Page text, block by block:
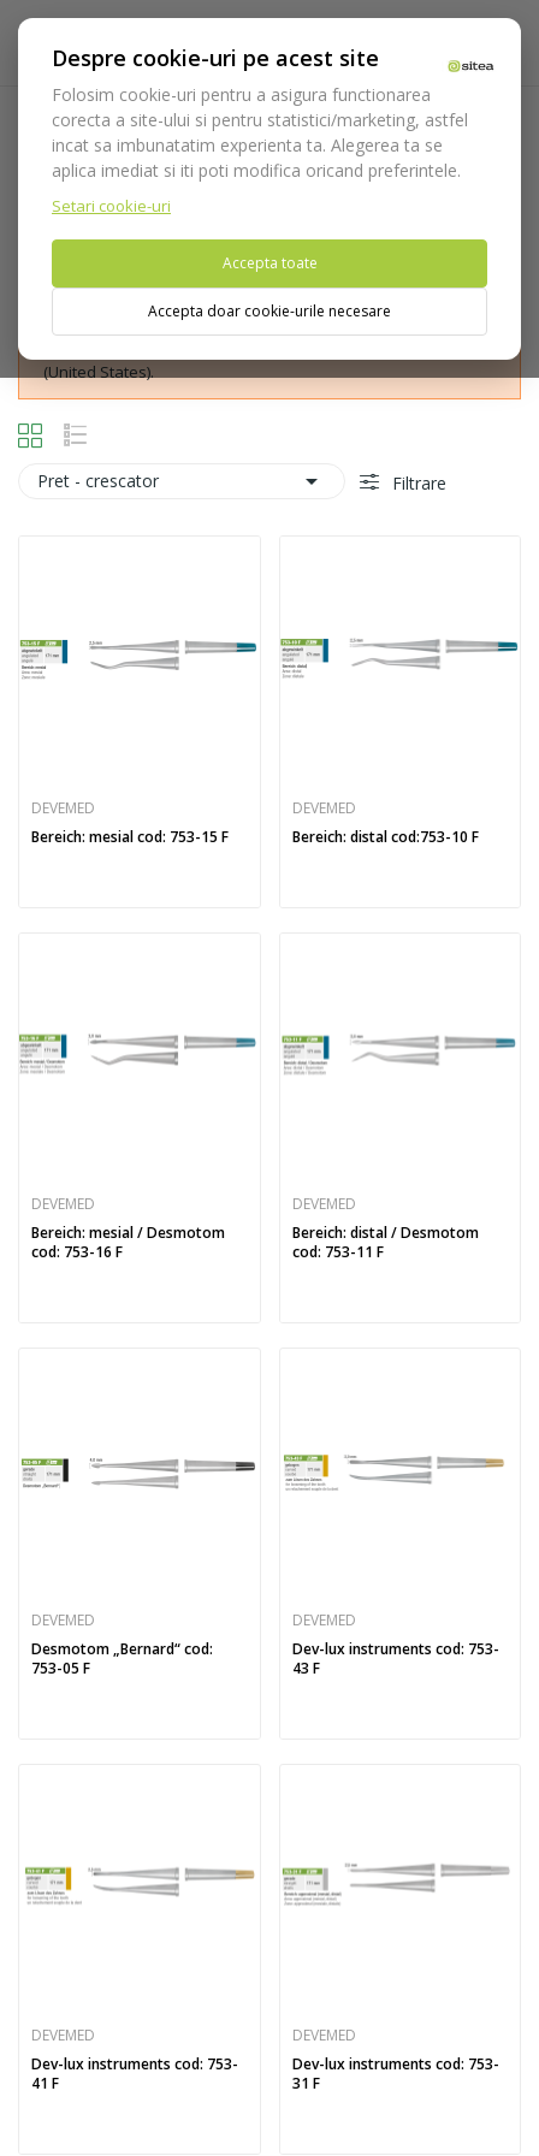
Despre cookie-uri pe acest site
Folosim cookie-uri pentru a asigura functionarea
corecta a site-ului si pentru statistici/marketing, astfel
incat sa imbunatatim experienta ta. Alegerea ta se
aplica imediat si iti poti modifica oricand preferintele.
Setari cookie-uri
Accepta toate
Accepta doar cookie-urile necesare
Instrumente dev-lux
Acasa Instrumentar
Chirurgie si implantologie
(United States).
Pret - crescator  Filtrare
DEVEMED
Bereich: mesial cod: 753-15 F
DEVEMED
Bereich: distal cod:753-10 F
DEVEMED
Bereich: mesial / Desmotom
cod: 753-16 F
DEVEMED
Bereich: distal / Desmotom
cod: 753-11 F
DEVEMED
Desmotom „Bernard“ cod:
753-05 F
DEVEMED
Dev-lux instruments cod: 753-
43 F
DEVEMED
Dev-lux instruments cod: 753-
41 F
DEVEMED
Dev-lux instruments cod: 753-
31 F